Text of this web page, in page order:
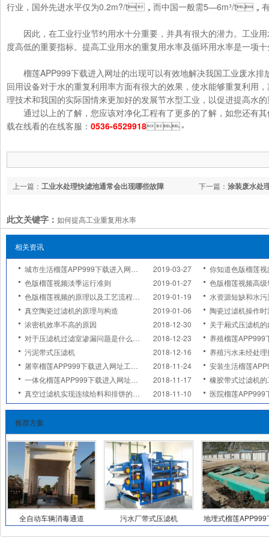
行业，国外先进水平仅为0.2m?/t，而中国一般需5—6m³/t，有
因此，在工业行业节约用水十分重要，并具有很大的潜力。工
度高低的重要指标。提高工业用水的重复用水率及循环用水率是一项十
榴莲APP999下载进入网址的出现可以有效地解决我国工业废水排放
回用设备对于水的重复利用率方面有很大的效果，使水能够重复利用
理技术和我国的实际国情来更加好的发展节水型工业，以促进提高水的
通过以上的了解，您应该对净化工程有了更多的了解，如您还有
载在线看的在线客服： 0536-6529918。
下一篇： 涂装废水处
上一篇： 工业水处理快滤池通常会出现哪些故障
此文关键字： 如何提高工业重复用水率
相关资讯
2019-03-27
城市生活榴莲APP999下载进入网址的六个步骤
你知道色版榴莲视频中
2019-01-27
色版榴莲视频淡季运行准则
色版榴莲视频高级氧
2019-01-19
色版榴莲视频的原理以及工艺流程简介
水资源短缺和水
2019-01-06
真空陶瓷过滤机的原理与构造
陶瓷过滤机操作
2018-12-30
浓密机效率不高的原因
关于厢式压滤机
2018-12-23
对于压滤机过滤室渗漏问题是什么原因造成的
养殖榴莲APP999
2018-12-16
污泥带式压滤机
养殖污水未经处
2018-11-24
屠宰榴莲APP999下载进入网址工作流程
安装生活榴莲APP999下
2018-11-17
一体化榴莲APP999下载进入网址的关键是材质
橡胶带式过滤机
2018-11-10
真空过滤机实现连续给料和排饼的方式 医院榴莲APP999下载
推荐方案
全自动车辆消毒通道 污水厂带式压滤机
地埋式榴莲APP999
入网址